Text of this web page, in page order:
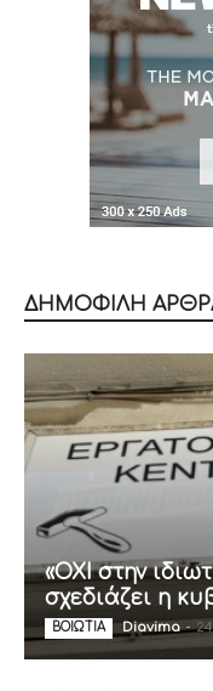
ΔΗΜΟΦΙΛΗ
«ΟΧΙ στην
σχεδιάζει η
ΒΟΙΩΤΙΑ Diavima -